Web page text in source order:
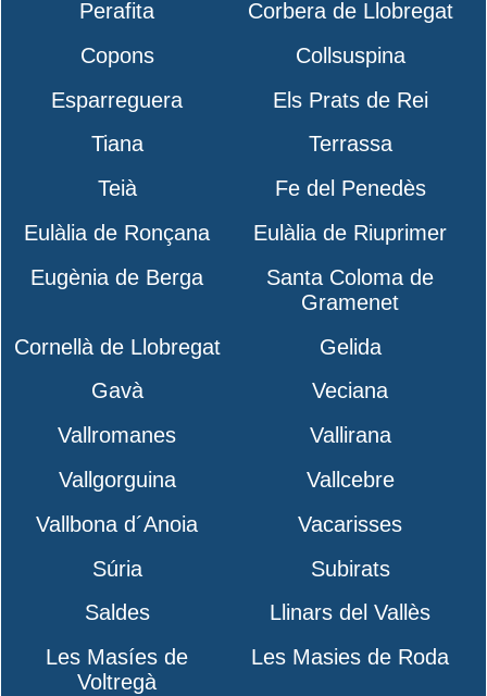
Perafita
Corbera de Llobregat
Copons
Collsuspina
Esparreguera
Els Prats de Rei
Tiana
Terrassa
Teià
Fe del Penedès
Eulàlia de Ronçana
Eulàlia de Riuprimer
Eugènia de Berga
Santa Coloma de
Gramenet
Cornellà de Llobregat
Gelida
Gavà
Veciana
Vallromanes
Vallirana
Vallgorguina
Vallcebre
Vallbona d´Anoia
Vacarisses
Súria
Subirats
Saldes
Llinars del Vallès
Les Masíes de
Voltregà
Les Masies de Roda